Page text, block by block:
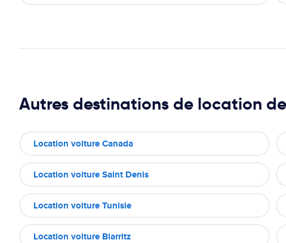
Autres destinations de location
Location voiture Canada
Location voiture Saint Denis
Location voiture Tunisie
Location voiture Biarritz